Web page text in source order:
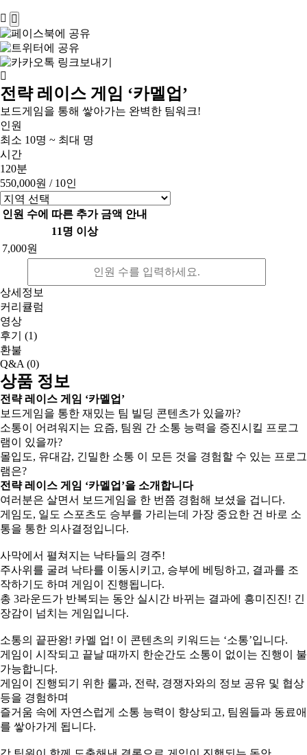
전략 레이스 게임 ‘카멜업’
보드게임을 통해 쌓아가는 완벽한 팀워크!
인원
최소 10명 ~ 최대 명
시간
120분
550,000원 / 10인
인원 수에 따른 추가 금액 안내
11명 이상
7,000원
상세정보
커리큘럼
영상
후기 (1)
환불
Q&A (0)
상품 정보
전략 레이스 게임 ‘카멜업’
보드게임을 통한 재밌는 팀 빌딩 콘텐츠가 있을까?
소통이 어려워지는 요즘, 팀원 간 소통 능력을 증진시킬 프로그
램이 있을까?
몰입도, 유대감, 긴밀한 소통 이 모든 것을 경험할 수 있는 프로그
램은?
전략 레이스 게임 ‘카멜업’을 소개합니다
여러분은 살면서 보드게임을 한 번쯤 경험해 보셨을 겁니다.
게임도, 일도 스포츠도 승부를 가리는데 가장 중요한 건 바로 소
통을 통한 의사결정입니다.
사막에서 펼쳐지는 낙타들의 경주!
주사위를 굴려 낙타를 이동시키고, 승부에 베팅하고, 결과를 조
작하기도 하며 게임이 진행됩니다.
총 3라운드가 반복되는 동안 실시간 바뀌는 결과에 흥미진진! 긴
장감이 넘치는 게임입니다.
소통의 끝판왕! 카멜 업! 이 콘텐츠의 키워드는 ‘소통’입니다.
게임이 시작되고 끝날 때까지 한순간도 소통이 없이는 진행이 불
가능합니다.
게임이 진행되기 위한 룰과, 전략, 경쟁자와의 정보 공유 및 협상
등을 경험하며
즐거움 속에 자연스럽게 소통 능력이 향상되고, 팀원들과 동료애
를 쌓아가게 됩니다.